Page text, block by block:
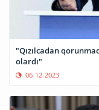
"Qızılcadan
olardı"
06-12-2023